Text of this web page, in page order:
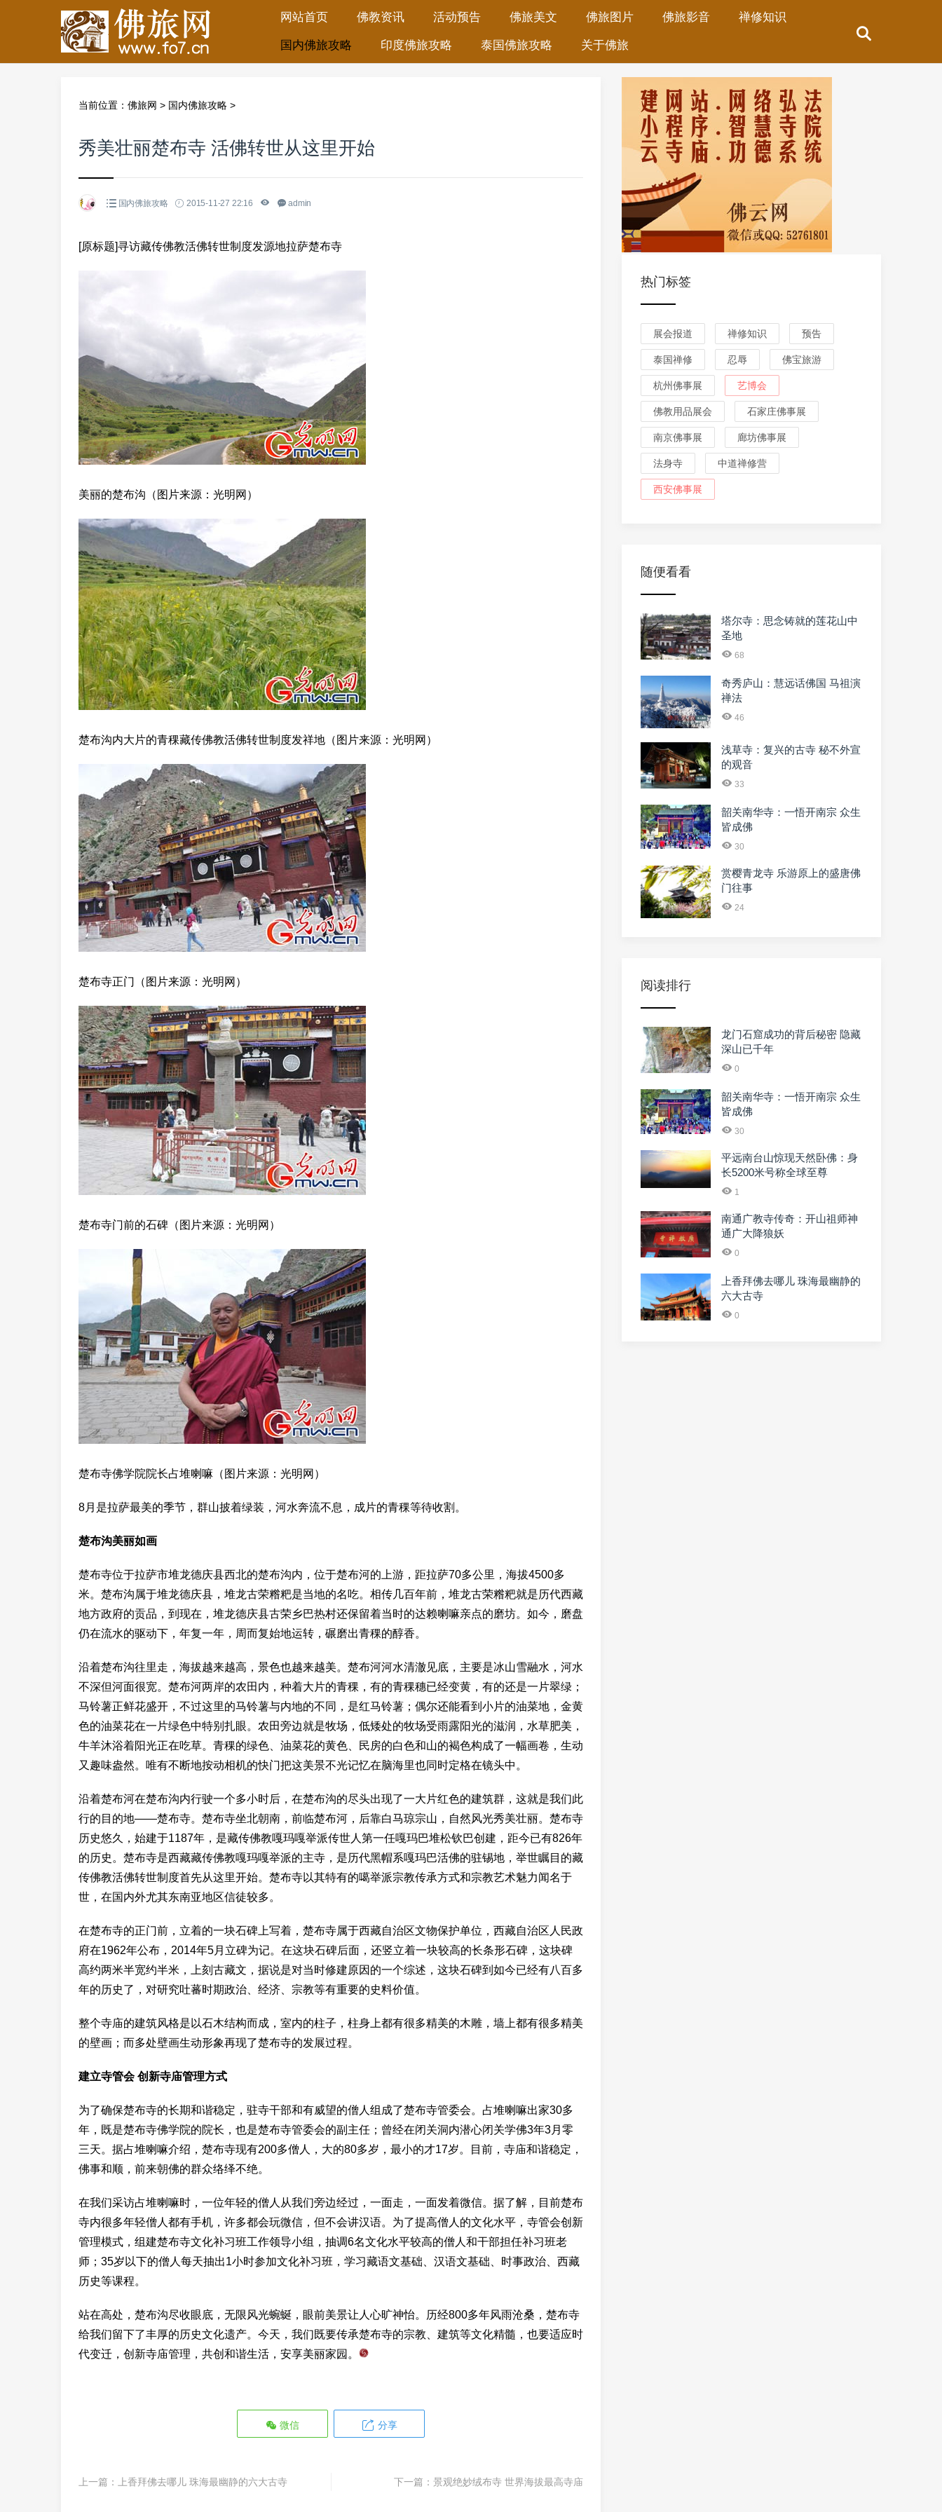
网站首页 佛教资讯 活动预告 佛旅美文 佛旅图片 佛旅影音 禅修知识
国内佛旅攻略 印度佛旅攻略 泰国佛旅攻略 关于佛旅
当前位置： 佛旅网 > 国内佛旅攻略 >
秀美壮丽楚布寺 活佛转世从这里开始
国内佛旅攻略 2015-11-27 22:16 admin
[原标题]寻访藏传佛教活佛转世制度发源地拉萨楚布寺
美丽的楚布沟（图片来源：光明网）
楚布沟内大片的青稞藏传佛教活佛转世制度发祥地（图片来源：光明网）
楚布寺正门（图片来源：光明网）
楚布寺门前的石碑（图片来源：光明网）
楚布寺佛学院院长占堆喇嘛（图片来源：光明网）
8月是拉萨最美的季节，群山披着绿装，河水奔流不息，成片的青稞等待收割。
楚布沟美丽如画
楚布寺位于拉萨市堆龙德庆县西北的楚布沟内，位于楚布河的上游，距拉萨70多公里，海拔4500多
米。楚布沟属于堆龙德庆县，堆龙古荣糌粑是当地的名吃。相传几百年前，堆龙古荣糌粑就是历代西藏
地方政府的贡品，到现在，堆龙德庆县古荣乡巴热村还保留着当时的达赖喇嘛亲点的磨坊。如今，磨盘
仍在流水的驱动下，年复一年，周而复始地运转，碾磨出青稞的醇香。
沿着楚布沟往里走，海拔越来越高，景色也越来越美。楚布河河水清澈见底，主要是冰山雪融水，河水
不深但河面很宽。楚布河两岸的农田内，种着大片的青稞，有的青稞穗已经变黄，有的还是一片翠绿；
马铃薯正鲜花盛开，不过这里的马铃薯与内地的不同，是红马铃薯；偶尔还能看到小片的油菜地，金黄
色的油菜花在一片绿色中特别扎眼。农田旁边就是牧场，低矮处的牧场受雨露阳光的滋润，水草肥美，
牛羊沐浴着阳光正在吃草。青稞的绿色、油菜花的黄色、民房的白色和山的褐色构成了一幅画卷，生动
又趣味盎然。唯有不断地按动相机的快门把这美景不光记忆在脑海里也同时定格在镜头中。
沿着楚布河在楚布沟内行驶一个多小时后，在楚布沟的尽头出现了一大片红色的建筑群，这就是我们此
行的目的地——楚布寺。楚布寺坐北朝南，前临楚布河，后靠白马琼宗山，自然风光秀美壮丽。楚布寺
历史悠久，始建于1187年，是藏传佛教嘎玛嘎举派传世人第一任嘎玛巴堆松钦巴创建，距今已有826年
的历史。楚布寺是西藏藏传佛教嘎玛嘎举派的主寺，是历代黑帽系嘎玛巴活佛的驻锡地，举世瞩目的藏
传佛教活佛转世制度首先从这里开始。楚布寺以其特有的噶举派宗教传承方式和宗教艺术魅力闻名于
世，在国内外尤其东南亚地区信徒较多。
在楚布寺的正门前，立着的一块石碑上写着，楚布寺属于西藏自治区文物保护单位，西藏自治区人民政
府在1962年公布，2014年5月立碑为记。在这块石碑后面，还竖立着一块较高的长条形石碑，这块碑
高约两米半宽约半米，上刻古藏文，据说是对当时修建原因的一个综述，这块石碑到如今已经有八百多
年的历史了，对研究吐蕃时期政治、经济、宗教等有重要的史料价值。
整个寺庙的建筑风格是以石木结构而成，室内的柱子，柱身上都有很多精美的木雕，墙上都有很多精美
的壁画；而多处壁画生动形象再现了楚布寺的发展过程。
建立寺管会 创新寺庙管理方式
为了确保楚布寺的长期和谐稳定，驻寺干部和有威望的僧人组成了楚布寺管委会。占堆喇嘛出家30多
年，既是楚布寺佛学院的院长，也是楚布寺管委会的副主任；曾经在闭关洞内潜心闭关学佛3年3月零
三天。据占堆喇嘛介绍，楚布寺现有200多僧人，大的80多岁，最小的才17岁。目前，寺庙和谐稳定，
佛事和顺，前来朝佛的群众络绎不绝。
在我们采访占堆喇嘛时，一位年轻的僧人从我们旁边经过，一面走，一面发着微信。据了解，目前楚布
寺内很多年轻僧人都有手机，许多都会玩微信，但不会讲汉语。为了提高僧人的文化水平，寺管会创新
管理模式，组建楚布寺文化补习班工作领导小组，抽调6名文化水平较高的僧人和干部担任补习班老
师；35岁以下的僧人每天抽出1小时参加文化补习班，学习藏语文基础、汉语文基础、时事政治、西藏
历史等课程。
站在高处，楚布沟尽收眼底，无限风光蜿蜒，眼前美景让人心旷神怡。历经800多年风雨沧桑，楚布寺
给我们留下了丰厚的历史文化遗产。今天，我们既要传承楚布寺的宗教、建筑等文化精髓，也要适应时
代变迁，创新寺庙管理，共创和谐生活，安享美丽家园。
微信 分享
上一篇： 上香拜佛去哪儿 珠海最幽静的六大古寺 下一篇： 景观绝妙绒布寺 世界海拔最高寺庙
热门标签
展会报道 禅修知识 预告
泰国禅修 忍辱 佛宝旅游
杭州佛事展 艺博会
佛教用品展会 石家庄佛事展
南京佛事展 廊坊佛事展
法身寺 中道禅修营
西安佛事展
随便看看
塔尔寺：思念铸就的莲花山中
圣地
68
奇秀庐山：慧远话佛国 马祖演
禅法
46
浅草寺：复兴的古寺 秘不外宣
的观音
33
韶关南华寺：一悟开南宗 众生
皆成佛
30
赏樱青龙寺 乐游原上的盛唐佛
门往事
24
阅读排行
龙门石窟成功的背后秘密 隐藏
深山已千年
0
韶关南华寺：一悟开南宗 众生
皆成佛
30
平远南台山惊现天然卧佛：身
长5200米号称全球至尊
1
南通广教寺传奇：开山祖师神
通广大降狼妖
0
上香拜佛去哪儿 珠海最幽静的
六大古寺
0